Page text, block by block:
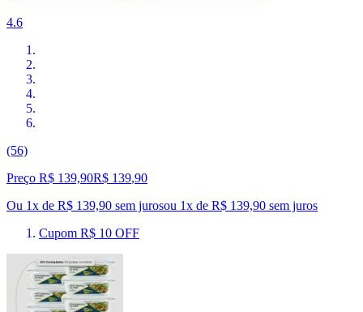
4.6
(56)
Preço R$ 139,90R$ 139,90
Ou 1x de R$ 139,90 sem jurosou 1x de R$ 139,90 sem juros
Cupom R$ 10 OFF